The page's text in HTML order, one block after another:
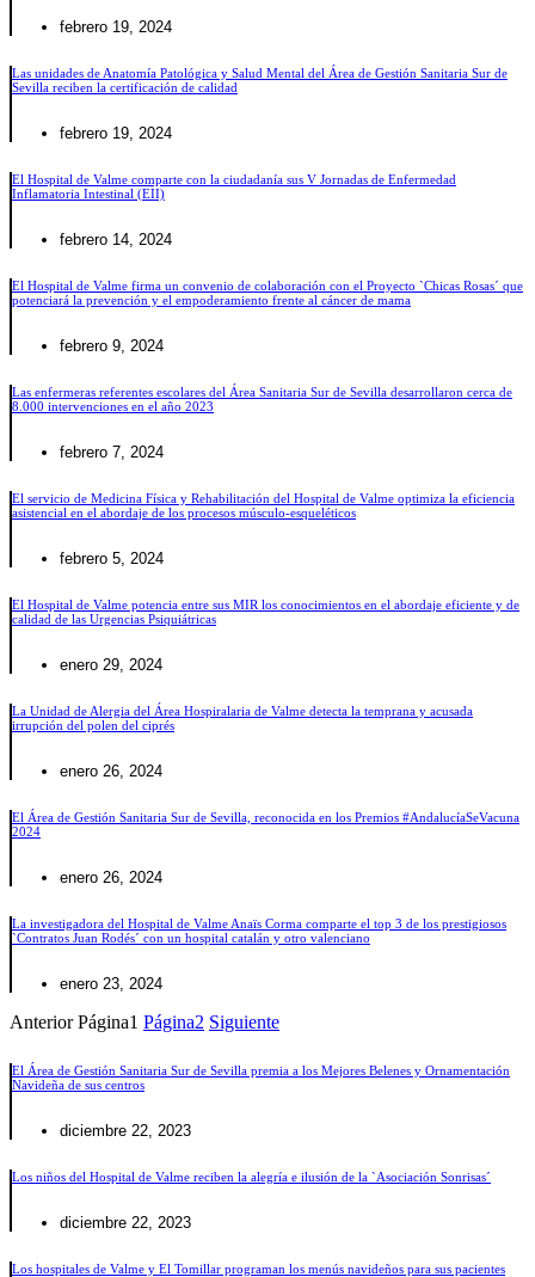
febrero 19, 2024
Las unidades de Anatomía Patológica y Salud Mental del Área de Gestión Sanitaria Sur de
Sevilla reciben la certificación de calidad
febrero 19, 2024
El Hospital de Valme comparte con la ciudadanía sus V Jornadas de Enfermedad
Inflamatoria Intestinal (EII)
febrero 14, 2024
El Hospital de Valme firma un convenio de colaboración con el Proyecto `Chicas Rosas´ que
potenciará la prevención y el empoderamiento frente al cáncer de mama
febrero 9, 2024
Las enfermeras referentes escolares del Área Sanitaria Sur de Sevilla desarrollaron cerca de
8.000 intervenciones en el año 2023
febrero 7, 2024
El servicio de Medicina Física y Rehabilitación del Hospital de Valme optimiza la eficiencia
asistencial en el abordaje de los procesos músculo-esqueléticos
febrero 5, 2024
El Hospital de Valme potencia entre sus MIR los conocimientos en el abordaje eficiente y de
calidad de las Urgencias Psiquiátricas
enero 29, 2024
La Unidad de Alergia del Área Hospiralaria de Valme detecta la temprana y acusada
irrupción del polen del ciprés
enero 26, 2024
El Área de Gestión Sanitaria Sur de Sevilla, reconocida en los Premios #AndalucíaSeVacuna
2024
enero 26, 2024
La investigadora del Hospital de Valme Anaïs Corma comparte el top 3 de los prestigiosos
`Contratos Juan Rodés´ con un hospital catalán y otro valenciano
enero 23, 2024
Anterior Página1 Página2 Siguiente
El Área de Gestión Sanitaria Sur de Sevilla premia a los Mejores Belenes y Ornamentación
Navideña de sus centros
diciembre 22, 2023
Los niños del Hospital de Valme reciben la alegría e ilusión de la `Asociación Sonrisas´
diciembre 22, 2023
Los hospitales de Valme y El Tomillar programan los menús navideños para sus pacientes